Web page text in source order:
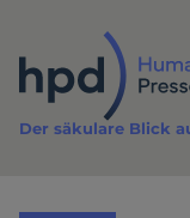
Inhalt
Der säkulare Blick